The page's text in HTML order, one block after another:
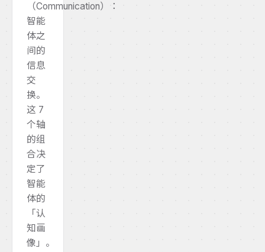
（Communication）：
智能
体之
间的
信息
交
换。
这 7
个轴
的组
合决
定了
智能
体的
「认
知画
像」。